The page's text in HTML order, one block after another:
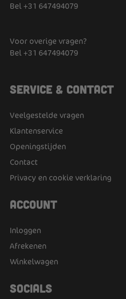
Bel+31 647494079
Voor overige vragen?
Bel+31 647494079
Service & Contact
Veelgestelde vragen
Klantenservice
Openingstijden
Contact
Privacy en cookie verklaring
Account
Inloggen
Afrekenen
Winkelwagen
Socials